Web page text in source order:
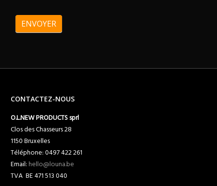
ENVOYER
CONTACTEZ-NOUS
O.L.NEW PRODUCTS sprl
Clos des Chasseurs 28
1150 Bruxelles
Téléphone: 0497 422 261
Email:hello@louna.be
TVA BE 471 513 040